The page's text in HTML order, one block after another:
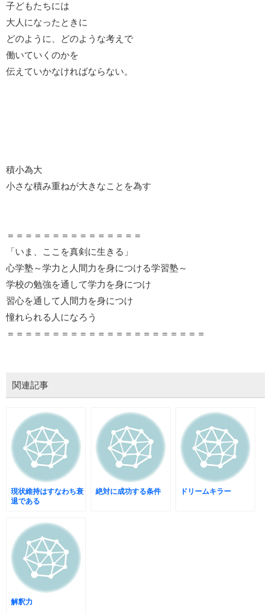
子どもたちには
大人になったときに
どのように、どのような考えで
働いていくのかを
伝えていかなければならない。
積小為大
小さな積み重ねが大きなことを為す
＝＝＝＝＝＝＝＝＝＝＝＝＝＝＝
「いま、ここを真剣に生きる」
心学塾～学力と人間力を身につける学習塾～
学校の勉強を通して学力を身につけ
習心を通して人間力を身につけ
憧れられる人になろう
＝＝＝＝＝＝＝＝＝＝＝＝＝＝＝＝＝＝＝＝＝＝
関連記事
現状維持はすなわち衰
退である
絶対に成功する条件 ドリームキラー
解釈力